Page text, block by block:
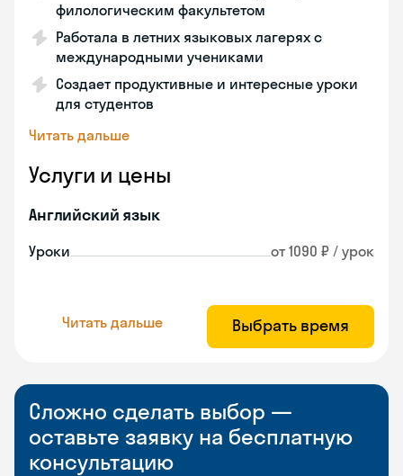
филологическим факультетом
Работала в летних языковых лагерях с
международными учениками
Создает продуктивные и интересные уроки
для студентов
Читать дальше
Услуги и цены
Английский язык
Уроки от 1090 ₽ / урок
Читать дальше Выбрать время
Сложно сделать выбор —
оставьте заявку на бесплатную
консультацию